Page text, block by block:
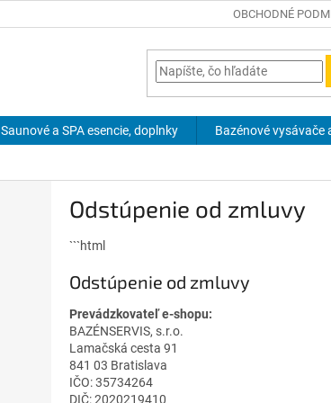
OBCHODNÉ
Saunové a SPA esencie, doplnky Bazénové vysávače
Odstúpenie od zmluvy
```html
Odstúpenie od zmluvy
Prevádzkovateľ e-shopu:
BAZÉNSERVIS, s.r.o.
Lamačská cesta 91
841 03 Bratislava
IČO: 35734264
DIČ: 2020219410